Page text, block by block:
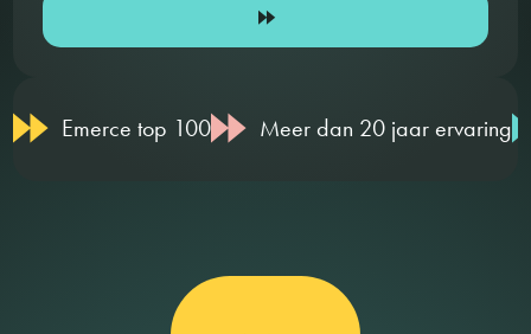
Emerce top 100 Meer dan 20 jaar ervaring